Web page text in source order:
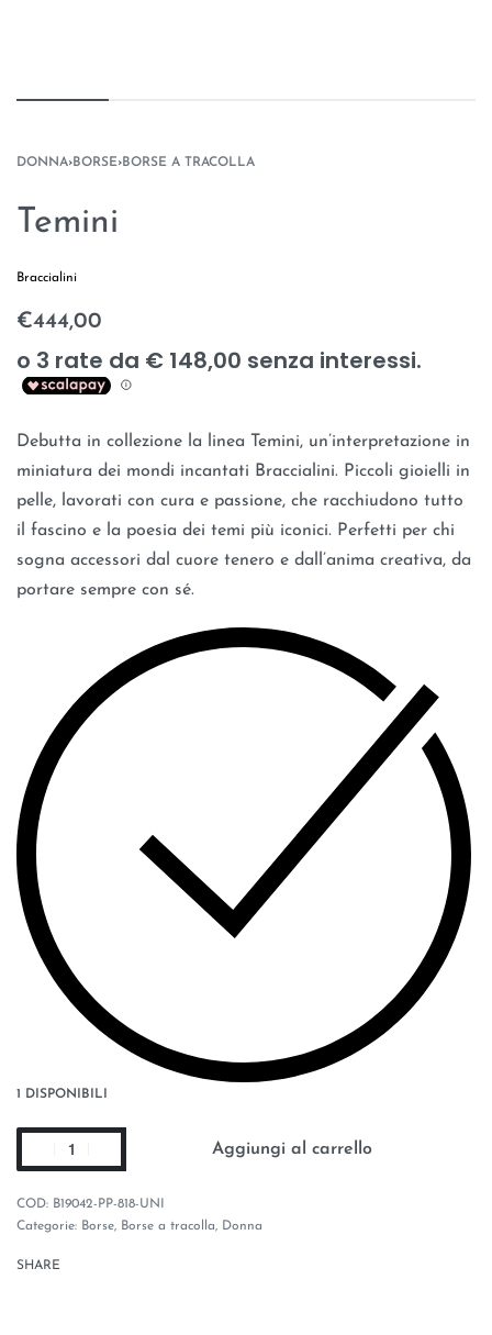
DONNA›BORSE›BORSE A TRACOLLA
Temini
Braccialini
€444,00
Debutta in collezione la linea Temini, un’interpretazione in
miniatura dei mondi incantati Braccialini. Piccoli gioielli in
pelle, lavorati con cura e passione, che racchiudono tutto
il fascino e la poesia dei temi più iconici. Perfetti per chi
sogna accessori dal cuore tenero e dall’anima creativa, da
portare sempre con sé.
1 DISPONIBILI
Aggiungi al carrello
B19042-PP-818-UNI
Categorie: Borse, Borse a tracolla, Donna
SHARE